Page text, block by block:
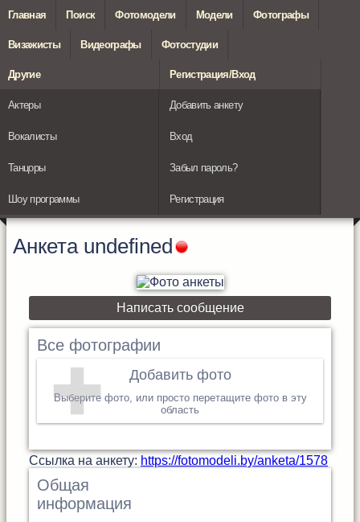
Главная Поиск Фотомодели Модели Фотографы
Визажисты Видеографы Фотостудии
Другие
Актеры
Вокалисты
Танцоры
Шоу программы
Регистрация/Вход
Добавить анкету
Вход
Забыл пароль?
Регистрация
Анкета undefined
Написать сообщение
Все фотографии
Добавить фото
Выберите фото, или просто перетащите фото в эту
область
Cсылка на анкету: https://fotomodeli.by/anketa/1578
Общая
информация